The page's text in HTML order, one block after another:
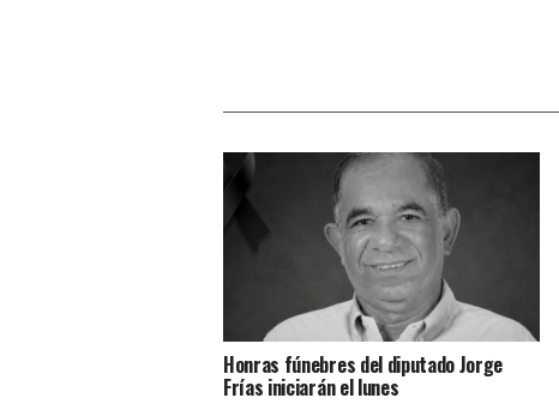
Honras fúnebres del diputado Jorge
Frías iniciarán el lunes